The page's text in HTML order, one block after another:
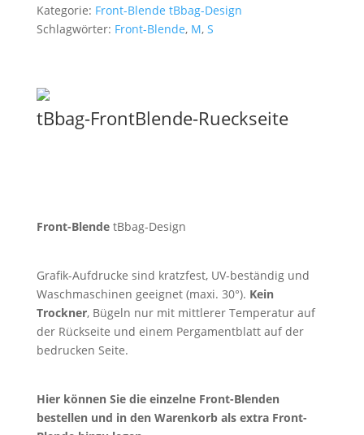
Kategorie: Front-Blende tBbag-Design
Schlagwörter: Front-Blende, M, S
tBbag-FrontBlende-Rueckseite
Front-BlendetBbag-Design
Grafik-Aufdrucke sind kratzfest, UV-beständig und
Waschmaschinen geeignet (maxi. 30°). Kein
Trockner, Bügeln nur mit mittlerer Temperatur auf
der Rückseite und einem Pergamentblatt auf der
bedrucken Seite.
Hier können Sie dieeinzelne Front-Blenden
bestellen und in den Warenkorb als extra Front-